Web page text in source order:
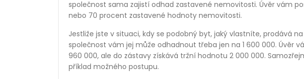
společnost sama zajistí odhad zastavené nemovitosti. Úvěr vám
nebo 70 procent zastavené hodnoty nemovitosti.
Jestliže jste v situaci, kdy se podobný byt, jaký vlastníte, prodává
společnost vám jej může odhadnout třeba jen na 1 600 000. Úvěr
960 000, ale do zástavy získává tržní hodnotu 2 000 000.
příklad možného postupu.